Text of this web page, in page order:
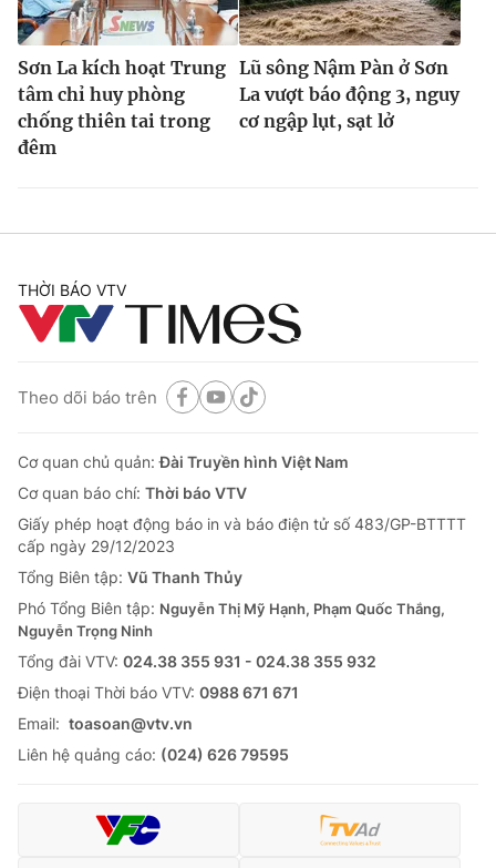
Sơn La kích hoạt Trung
tâm chỉ huy phòng
chống thiên tai trong
đêm
Lũ sông Nậm Pàn ở Sơn
La vượt báo động 3, nguy
cơ ngập lụt, sạt lở
THỜI BÁO VTV
Theo dõi báo trên
Cơ quan chủ quản:Đài Truyền hình Việt Nam
Cơ quan báo chí: Thời báo VTV
Giấy phép hoạt động báo in và báo điện tử số 483/GP-BTTTT
cấp ngày 29/12/2023
Tổng Biên tập: Vũ Thanh Thủy
Phó Tổng Biên tập: Nguyễn Thị Mỹ Hạnh, Phạm Quốc Thắng,
Nguyễn Trọng Ninh
Tổng đài VTV: 024.38 355 931 - 024.38 355 932
Ðiện thoại Thời báo VTV: 0988 671 671
Email: toasoan@vtv.vn
Liên hệ quảng cáo: (024) 626 79595